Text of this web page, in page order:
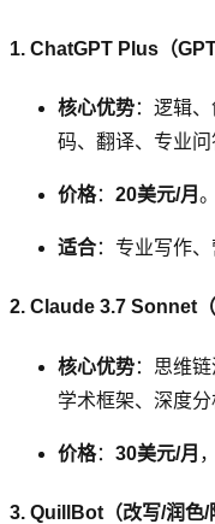
1. ChatGPT Plus（
核心优势：逻辑
码、翻译、专业问
价格： 20美元/月 。
适合：专业写作
2. Claude 3.7 Sonnet（
核心优势：思维链
学术框架、深度分
价格： 30美元/月
3. QuillBot（改写/润色/